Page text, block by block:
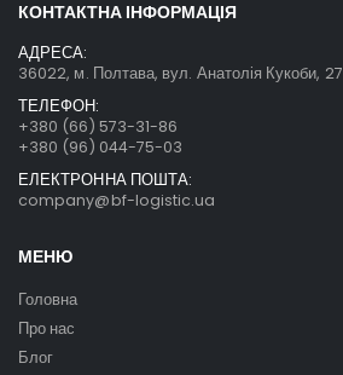
КОНТАКТНА ІНФОРМАЦІЯ
АДРЕСА:
36022, м. Полтава, вул. Анатолія Кукоби, 27
ТЕЛЕФОН:
+380 (66) 573-31-86
+380 (96) 044-75-03
ЕЛЕКТРОННА ПОШТА:
company@bf-logistic.ua
МЕНЮ
Головна
Про нас
Блог